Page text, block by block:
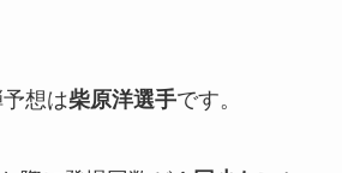
想は柴原洋選手です。